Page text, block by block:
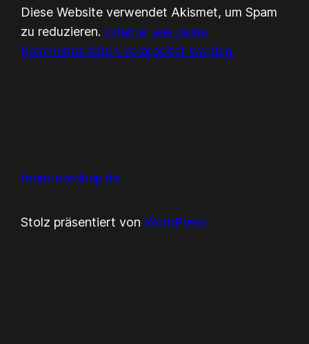
Diese Website verwendet Akismet, um Spam
zu reduzieren. Erfahre, wie deine
Kommentardaten verarbeitet werden.
team-nordkap.de
Stolz präsentiert vonWordPress